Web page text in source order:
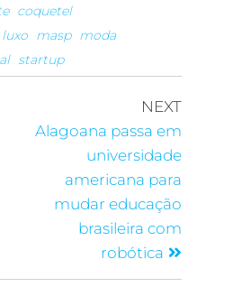
coquetel
luxo masp moda
startup
NEXT
Alagoana passa em
universidade
americana para
mudar educação
brasileira com
robótica